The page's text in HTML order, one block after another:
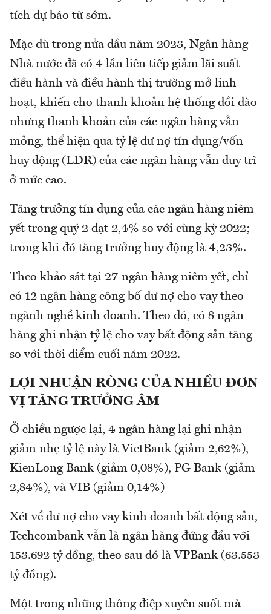
tích dự báo từ sớm.
Mặc dù trong nửa đầu năm 2023, Ngân hàng
Nhà nước đã có 4 lần liên tiếp giảm lãi suất
điều hành và điều hành thị trường mở linh
hoạt, khiến cho thanh khoản hệ thống dồi dào
nhưng thanh khoản của các ngân hàng vẫn
mỏng, thể hiện qua tỷ lệ dư nợ tín dụng/vốn
huy động (LDR) của các ngân hàng vẫn duy trì
ở mức cao.
Tăng trưởng tín dụng của các ngân hàng niêm
yết trong quý 2 đạt 2,4% so với cùng kỳ 2022;
trong khi đó tăng trưởng huy động là 4,23%.
Theo khảo sát tại 27 ngân hàng niêm yết, chỉ
có 12 ngân hàng công bố dư nợ cho vay theo
ngành nghề kinh doanh. Theo đó, có 8 ngân
hàng ghi nhận tỷ lệ cho vay bất động sản tăng
so với thời điểm cuối năm 2022.
LỢI NHUẬN RÒNG CỦA NHIỀU ĐƠN
VỊ TĂNG TRƯỞNG ÂM
Ở chiều ngược lại, 4 ngân hàng lại ghi nhận
giảm nhẹ tỷ lệ này là VietBank (giảm 2,62%),
KienLong Bank (giảm 0,08%), PG Bank (giảm
2,84%), và VIB (giảm 0,14%)
Xét về dư nợ cho vay kinh doanh bất động sản,
Techcombank vẫn là ngân hàng đứng đầu với
153.692 tỷ đồng, theo sau đó là VPBank (63.553
tỷ đồng).
Một trong những thông điệp xuyên suốt mà